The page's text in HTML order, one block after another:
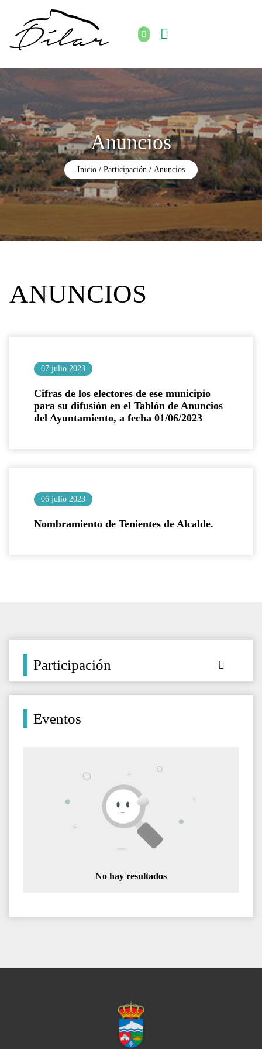
Anuncios
Inicio Participación Anuncios
ANUNCIOS
07 julio 2023
Cifras de los electores de ese municipio
para su difusión en el Tablón de Anuncios
del Ayuntamiento, a fecha 01/06/2023
06 julio 2023
Nombramiento de Tenientes de Alcalde.
Participación
Eventos
No hay resultados